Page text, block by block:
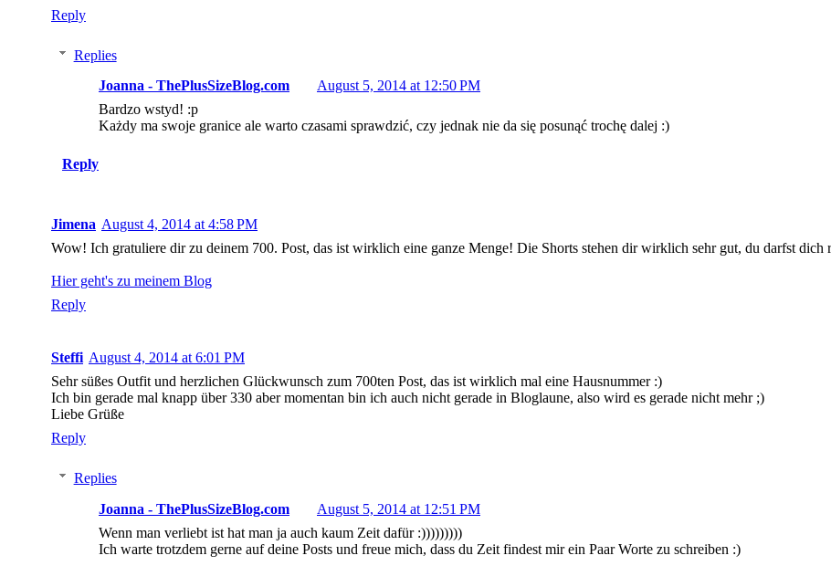
Reply
Replies
Joanna - ThePlusSizeBlog.com
August 5, 2014 at 12:50 PM
Bardzo wstyd! :p
Każdy ma swoje granice ale warto czasami sprawdzić, czy jednak nie da się posunąć trochę dalej :)
Reply
Jimena August 4, 2014 at 4:58 PM
Wow! Ich gratuliere dir zu deinem 700. Post, das ist wirklich eine ganze Menge! Die Shorts stehen dir wirklich sehr gut, du darfst dich
Hier geht's zu meinem Blog
Reply
Steffi August 4, 2014 at 6:01 PM
Sehr süßes Outfit und herzlichen Glückwunsch zum 700ten Post, das ist wirklich mal eine Hausnummer :)
Ich bin gerade mal knapp über 330 aber momentan bin ich auch nicht gerade in Bloglaune, also wird es gerade nicht mehr ;)
Liebe Grüße
Reply
Replies
Joanna - ThePlusSizeBlog.com
August 5, 2014 at 12:51 PM
Wenn man verliebt ist hat man ja auch kaum Zeit dafür :)))))))))
Ich warte trotzdem gerne auf deine Posts und freue mich, dass du Zeit findest mir ein Paar Worte zu schreiben :)